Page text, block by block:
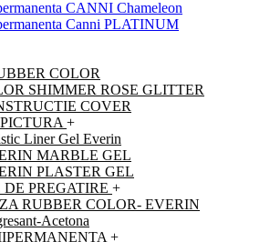
CANNI Chameleon
Canni PLATINUM
COLOR
SHIMMER ROSE GLITTER
COVER
+
Liner Gel Everin
MARBLE GEL
PLASTER GEL
PREGATIRE +
RUBBER COLOR- EVERIN
Acetona
+